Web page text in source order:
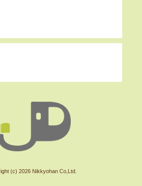
(c) 2026 Nikkyohan Co,Ltd.